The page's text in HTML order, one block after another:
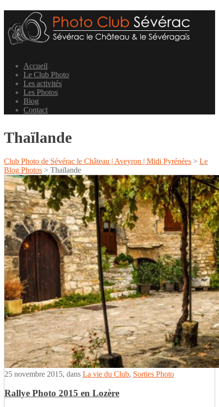
Accueil
Le Club Photo
Les activités
Les Photos
Blog
Contact
Thaïlande
Club Photo de Sévérac le Château | Aveyron | Midi Pyrénées > Le
Blog Photos > Thaïlande
25 novembre 2015, dans La vie du Club, Sorties Photo
Rallye Photo 2015 en Lozère